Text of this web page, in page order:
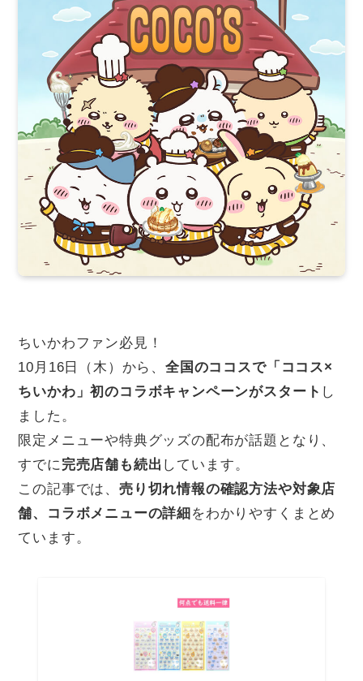
ちいかわファン必見！
10月16日（木）から、全国のココスで「ココス×
ちいかわ」初のコラボキャンペーンがスタート し
ました。
限定メニューや特典グッズの配布が話題となり、
すでに 完売店舗も続出 しています。
この記事では、売り切れ情報の確認方法や対象店
舗、コラボメニューの詳細 をわかりやすくまとめ
ています。